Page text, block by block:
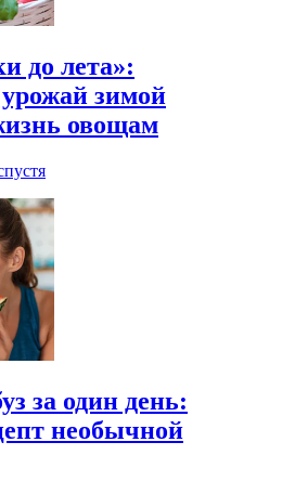
до лета»:
зимой
овощам
за один день:
необычной